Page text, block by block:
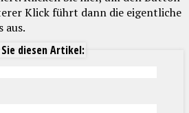
diesen Artikel: